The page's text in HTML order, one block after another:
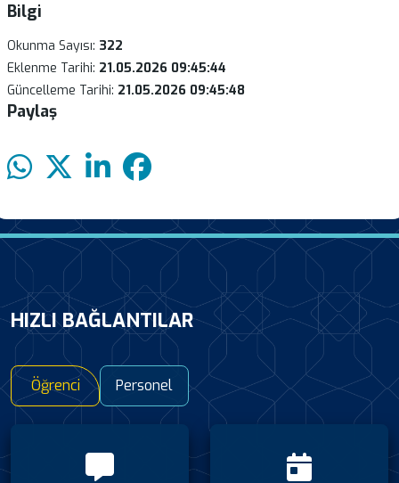
Bilgi
Okunma Sayısı: 322
Eklenme Tarihi: 21.05.2026 09:45:44
Güncelleme Tarihi: 21.05.2026 09:45:48
Paylaş
HIZLI BAĞLANTILAR
Öğrenci Personel